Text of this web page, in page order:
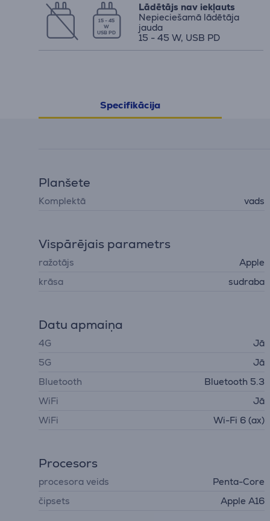
15 - 45
W
USB PD
Lādētājs nav iekļauts
Nepieciešamā lādētāja
jauda
15 - 45 W, USB PD
Specifikācija
Planšete
Komplektā vads
Vispārējais parametrs
ražotājs
Apple
krāsa
sudraba
Datu apmaiņa
4G
Jā
5G
Jā
Bluetooth
Bluetooth 5.3
WiFi
Jā
WiFi
Wi-Fi 6 (ax)
Procesors
procesora veids
Penta-Core
čipsets
Apple A16